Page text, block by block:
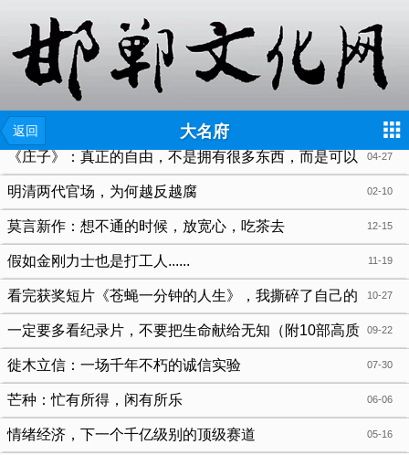
返回 大名府
04-27
《庄子》：真正的自由，不是拥有很多东西，而是可以
不依赖任何东西 02-10
明清两代官场，为何越反越腐
12-15
莫言新作：想不通的时候，放宽心，吃茶去
11-19
假如金刚力士也是打工人......
10-27
看完获奖短片《苍蝇一分钟的人生》，我撕碎了自己的
人生清单 09-22
一定要多看纪录片，不要把生命献给无知（附10部高质
量纪录片清单） 07-30
徙木立信：一场千年不朽的诚信实验
06-06
芒种：忙有所得，闲有所乐
05-16
情绪经济，下一个千亿级别的顶级赛道